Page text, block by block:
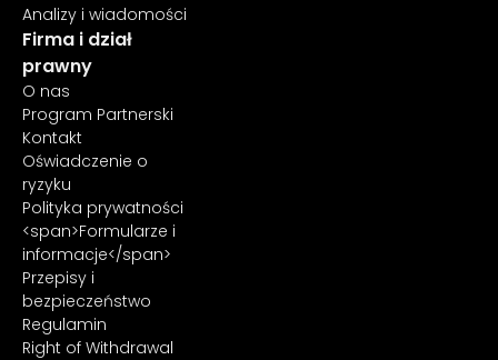
Analizy i wiadomości
Firma i dział
prawny
O nas
Program Partnerski
Kontakt
Oświadczenie o
ryzyku
Polityka prywatności
<span>Formularze i
informacje</span>
Przepisy i
bezpieczeństwo
Regulamin
Right of Withdrawal